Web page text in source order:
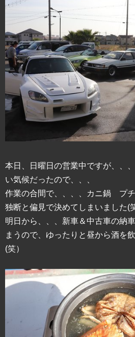
本日、日曜日の営業中ですが、、
い気候だったので、、、
作業の合間で、、、、カニ鍋 プチ
独断と偏見で決めてしまいました(
明日から、、、新車＆中古車の納
まうので、ゆったりと昼から酒を
(笑）